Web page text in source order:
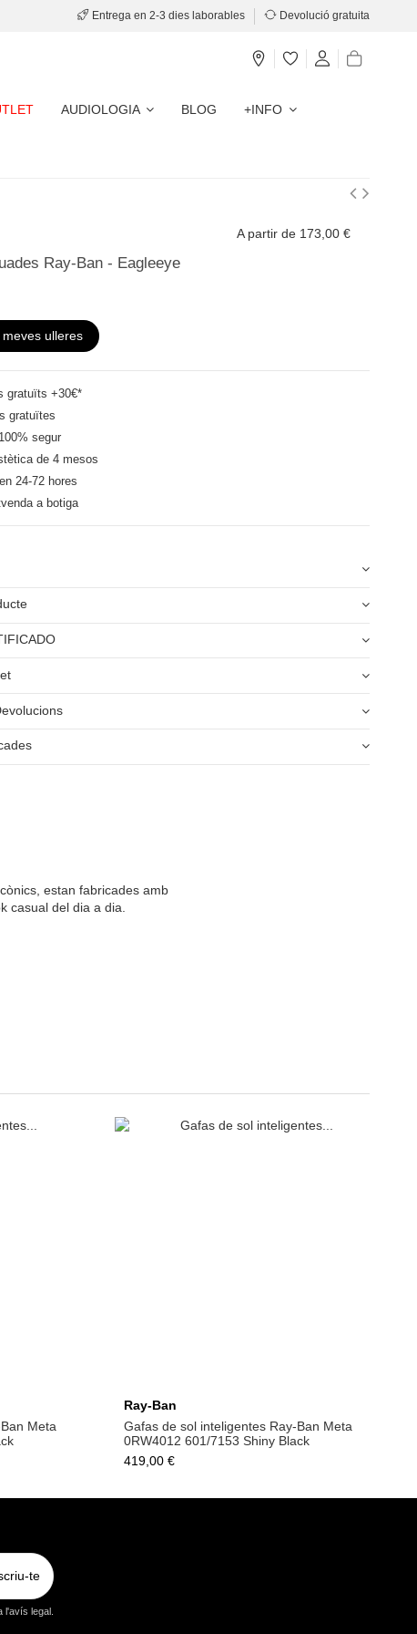
Entrega en 2-3 dies laborables Devolució gratuita
AUDIOLOGIA BLOG +INFO
Ray-Ban - Eagleeye
A partir de 173,00 €
ulleres
gratuïts +30€*
gratuïtes
segur
de 4 mesos
24-72 hores
a botiga
estan fabricades amb
casual del dia a dia.
Meta
Ray-Ban
Gafas de sol inteligentes Ray-Ban Meta
0RW4012 601/7153 Shiny Black
419,00 €
te
l'avís legal.